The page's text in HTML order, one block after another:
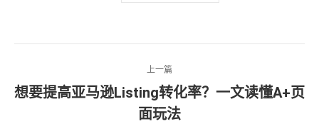
章
上一篇
上
一
想要提高亚马逊Listing转化率？一文读懂A+页
面玩法